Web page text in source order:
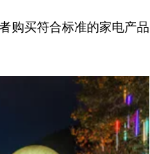
购买符合标准的家电产品